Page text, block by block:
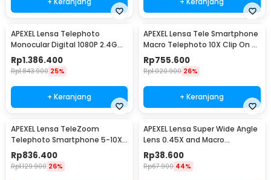
APEXEL Lensa Telephoto
Monocular Digital 1080P 2.4G
WiFi 1500mAh - APL-ETF150
Rp1.386.400
Rp1.843.900 25%
+ Keranjang
APEXEL Lensa Tele Smartphone
Macro Telephoto 10X Clip On -
APL-TM10
Rp755.600
Rp1.020.900 26%
+ Keranjang
APEXEL Lensa TeleZoom
Telephoto Smartphone 5-10X
Clip On - APL-TM5-10X
Rp836.400
Rp1.129.900 26%
APEXEL Lensa Super Wide Angle
Lens 0.45X and Macro
Smartphone - APL-0.45WM
Rp38.600
Rp67.900 44%